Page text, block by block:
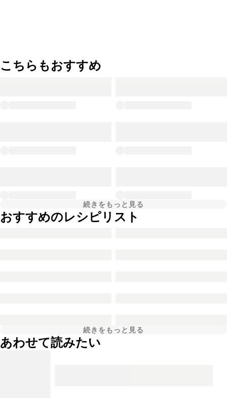
こちらもおすすめ
続きをもっと見る
おすすめのレシピリスト
続きをもっと見る
あわせて読みたい